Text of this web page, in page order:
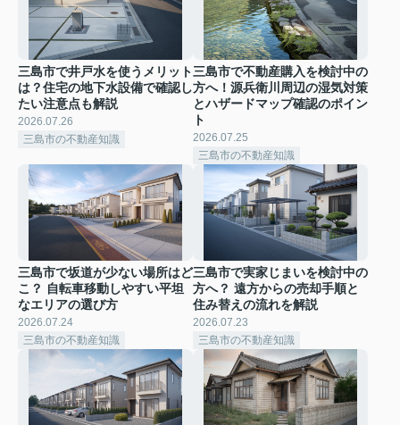
三島市で井戸水を使うメリット
は？住宅の地下水設備で確認し
たい注意点も解説
2026.07.26
三島市の不動産知識
三島市で不動産購入を検討中の
方へ！源兵衛川周辺の湿気対策
とハザードマップ確認のポイン
ト
2026.07.25
三島市の不動産知識
三島市で坂道が少ない場所はど
こ？ 自転車移動しやすい平坦
なエリアの選び方
2026.07.24
三島市の不動産知識
三島市で実家じまいを検討中の
方へ？ 遠方からの売却手順と
住み替えの流れを解説
2026.07.23
三島市の不動産知識